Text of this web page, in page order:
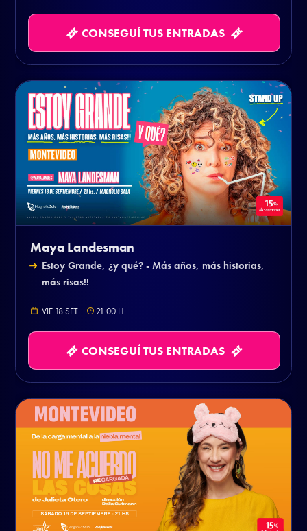
CONSEGUÍ TUS ENTRADAS
Maya Landesman
Estoy Grande, ¿y qué? - Más años, más historias,
más risas!!
VIE 18 SET 21:00 H
CONSEGUÍ TUS ENTRADAS